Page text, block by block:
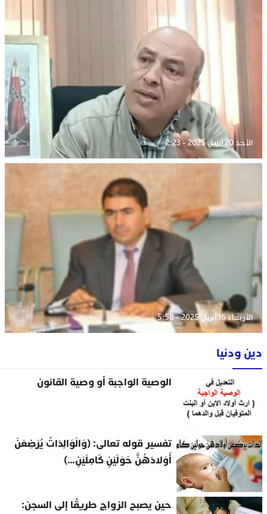
الأحد 20 أبريل 2025 - 2:23
الأربعاء 16 أبريل 2025 - 5:58
دين ودنيا
الوصية الواجبة أو وصية القانون
تفسير قوله تعالى: (وَالْوَالِدَاتُ يُرْضِعْنَ
أَوْلادَهُنَّ حَوْلَيْنِ كَامِلَيْنِ…)
حين يصبح الزواج طريقًا إلى السجن: